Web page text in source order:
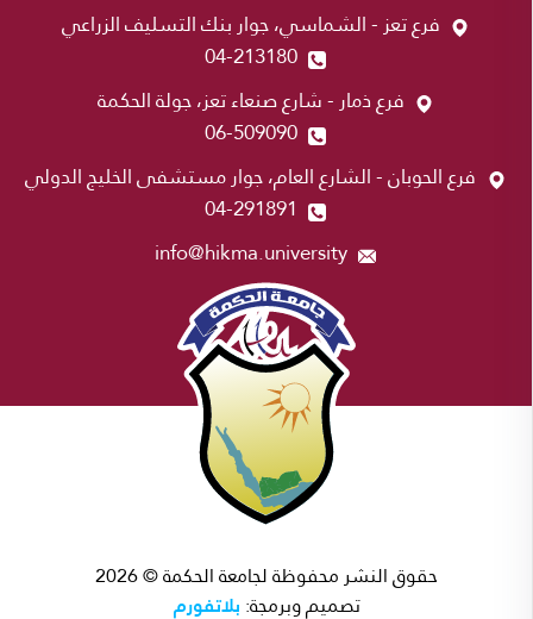
فرع تعز - الشماسي، جوار بنك التسليف الزراعي
04-213180
فرع ذمار - شارع صنعاء تعز، جولة الحكمة
06-509090
فرع الحوبان - الشارع العام، جوار مستشفى الخليج الدولي
04-291891
info@hikma.university
حقوق النشر محفوظة لجامعة الحكمة © 2026
تصميم وبرمجة: بلاتفورم